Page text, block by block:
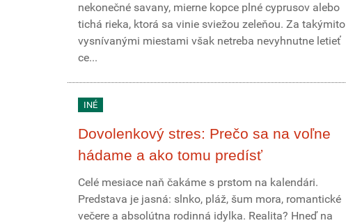
nekonečné savany, mierne kopce plné cyprusov alebo
tichá rieka, ktorá sa vinie sviežou zeleňou. Za takýmito
vysnívanými miestami však netreba nevyhnutne letieť
ce...
INÉ
Dovolenkový stres: Prečo sa na voľne
hádame a ako tomu predísť
Celé mesiace naň čakáme s prstom na kalendári.
Predstava je jasná: slnko, pláž, šum mora, romantické
večere a absolútna rodinná idylka. Realita? Hneď na